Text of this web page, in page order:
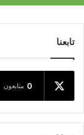
تابعنا
0 متابعون